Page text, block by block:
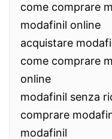
come comprare
modafinil online
acquistare
come comprare
online
modafinil senza
comprare
modafinil